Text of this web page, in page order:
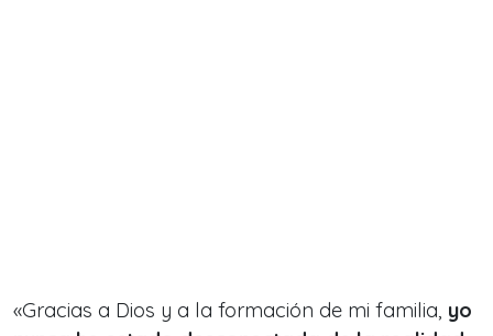
«Gracias a Dios y a la formación de mi familia, yo